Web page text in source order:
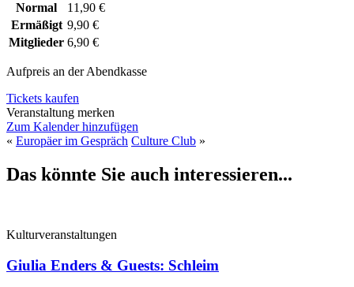
Normal
11,90 €
Ermäßigt 9,90 €
Mitglieder 6,90 €
Aufpreis an der Abendkasse
Tickets kaufen
Veranstaltung merken
Zum Kalender hinzufügen
« Europäer im Gespräch Culture Club »
Das könnte Sie auch interessieren...
Kulturveranstaltungen
Giulia Enders & Guests: Schleim